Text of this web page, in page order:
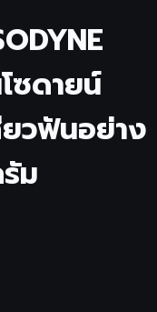
ซดายน์
วฟันอย่าง
ม